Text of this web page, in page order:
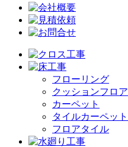
フローリング
クッションフロア
カーペット
タイルカーペット
フロアタイル